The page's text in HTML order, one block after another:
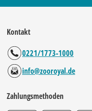
Kontakt
0221/1773-1000
info@zooroyal.de
Zahlungsmethoden